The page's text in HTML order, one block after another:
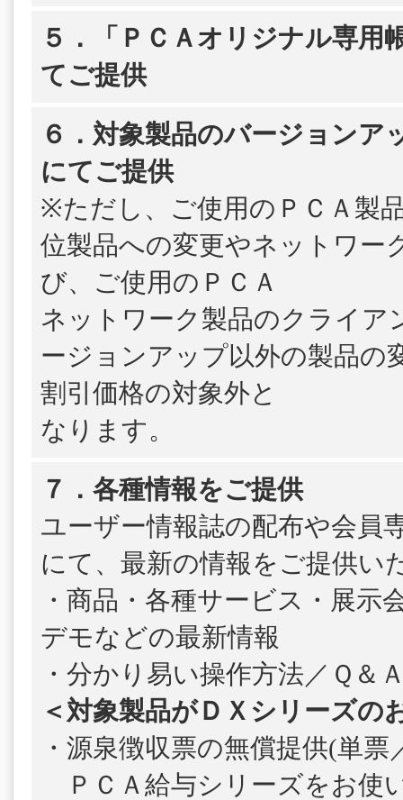
５．「ＰＣＡオリジナル専用
てご提供
６．対象製品のバージョンア
にてご提供
※ただし、ご使用のＰＣＡ製
位製品への変更やネットワー
び、ご使用のＰＣＡ
ネットワーク製品のクライア
ージョンアップ以外の製品の
割引価格の対象外と
なります。
７．各種情報をご提供
ユーザー情報誌の配布や会員
にて、最新の情報をご提供い
・商品・各種サービス・展示
デモなどの最新情報
・分かり易い操作方法／Ｑ＆
＜対象製品がＤＸシリーズの
・源泉徴収票の無償提供(単票
ＰＣＡ給与シリーズをお使